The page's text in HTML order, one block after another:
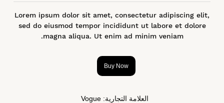
Lorem ipsum dolor sit amet, consectetur adipiscing elit,
sed do eiusmod tempor incididunt ut labore et dolore
magna aliqua. Ut enim ad minim veniam.
Buy Now
العلامة التجارية:Vogue